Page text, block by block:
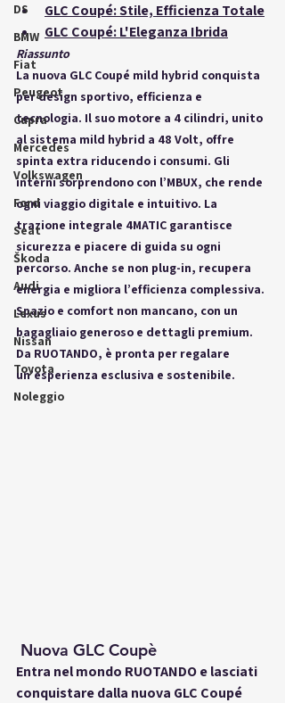
DS
BMW
Fiat
Peugeot
Cupra
Mercedes
Volkswagen
Ford
Seat
Škoda
Audi
Lexus
Nissan
Toyota
Noleggio
GLC Coupé: Stile, Efficienza Totale
GLC Coupé: L'Eleganza Ibrida
Riassunto
La nuova GLC Coupé mild hybrid conquista
per design sportivo, efficienza e
tecnologia. Il suo motore a 4 cilindri, unito
al sistema mild hybrid a 48 Volt, offre
spinta extra riducendo i consumi. Gli
interni sorprendono con l’MBUX, che rende
ogni viaggio digitale e intuitivo. La
trazione integrale 4MATIC garantisce
sicurezza e piacere di guida su ogni
percorso. Anche se non plug-in, recupera
energia e migliora l’efficienza complessiva.
Spazio e comfort non mancano, con un
bagagliaio generoso e dettagli premium.
Da RUOTANDO, è pronta per regalare
un’esperienza esclusiva e sostenibile.
Nuova GLC Coupè
Entra nel mondo RUOTANDO e lasciati
conquistare dalla nuova GLC Coupé